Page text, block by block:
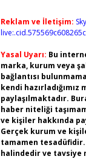
Reklam ve İletişim:
Yasal Uyarı: Bu
marka, kurum veya
bağlantısı
kendi hazırladığımız
paylaşılmaktadır.
haber niteliği
ve kişiler hakkında
Gerçek kurum ve
tamamen
halindedir ve tavsiye